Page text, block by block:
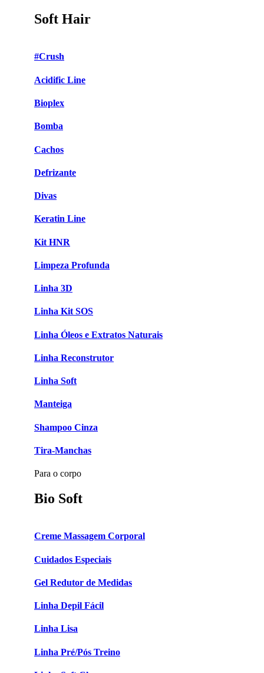
Soft Hair
#Crush
Acidific Line
Bioplex
Bomba
Cachos
Defrizante
Divas
Keratin Line
Kit HNR
Limpeza Profunda
Linha 3D
Linha Kit SOS
Linha Óleos e Extratos Naturais
Linha Reconstrutor
Linha Soft
Manteiga
Shampoo Cinza
Tira-Manchas
Para o corpo
Bio Soft
Creme Massagem Corporal
Cuidados Especiais
Gel Redutor de Medidas
Linha Depil Fácil
Linha Lisa
Linha Pré/Pós Treino